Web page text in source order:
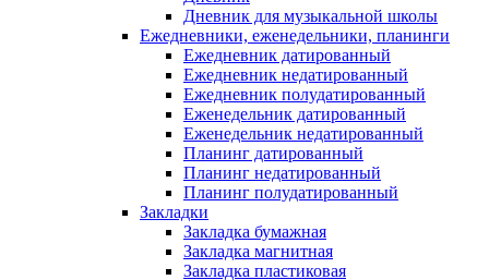
Дневник для музыкальной школы
Ежедневники, еженедельники, планинги
Ежедневник датированный
Ежедневник недатированный
Ежедневник полудатированный
Еженедельник датированный
Еженедельник недатированный
Планинг датированный
Планинг недатированный
Планинг полудатированный
Закладки
Закладка бумажная
Закладка магнитная
Закладка пластиковая